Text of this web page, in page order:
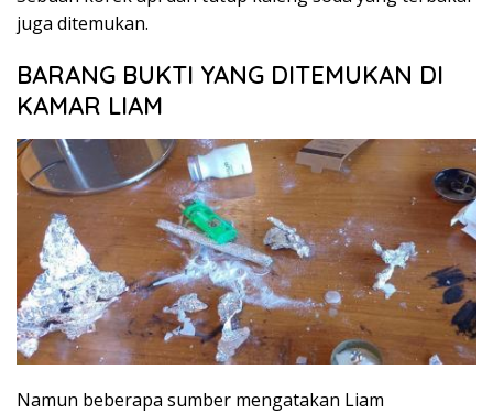
juga ditemukan.
BARANG BUKTI YANG DITEMUKAN DI
KAMAR LIAM
Namun beberapa sumber mengatakan Liam